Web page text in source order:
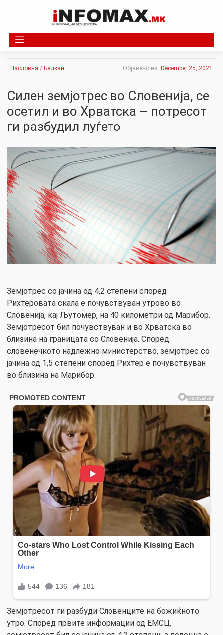
Насловна / Балкан Објавено на: December 25, 2021
Силен земјотрес во Словенија, се
осетил и во Хрватска – потресот
ги разбудил луѓето
Земјотрес со јачина од 4,2 степени според
Рихтеровата скала е почувствуван утрово во
Словенија, кај Љутомер, на 40 километри од Марибор.
Земјотресот бил почувствуван и во Хрватска во
близина на границата со Словенија. Според
словенечкото надлежно министерство, земјотрес со
јачина од 1,5 степени според Рихтер е почувствуван
во близина на Марибор.
Земјотресот ги разбуди Словенците на божиќното
утро. Според првите информации од ЕМСЦ,